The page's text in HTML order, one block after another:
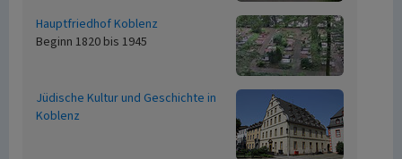
Hauptfriedhof Koblenz
Beginn 1820 bis 1945
Jüdische Kultur und Geschichte in
Koblenz